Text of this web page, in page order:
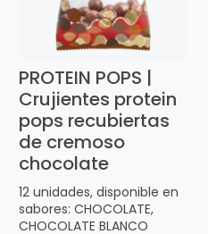
PROTEIN POPS |
Crujientes protein
pops recubiertas
de cremoso
chocolate
12 unidades, disponible en
sabores: CHOCOLATE,
CHOCOLATE BLANCO